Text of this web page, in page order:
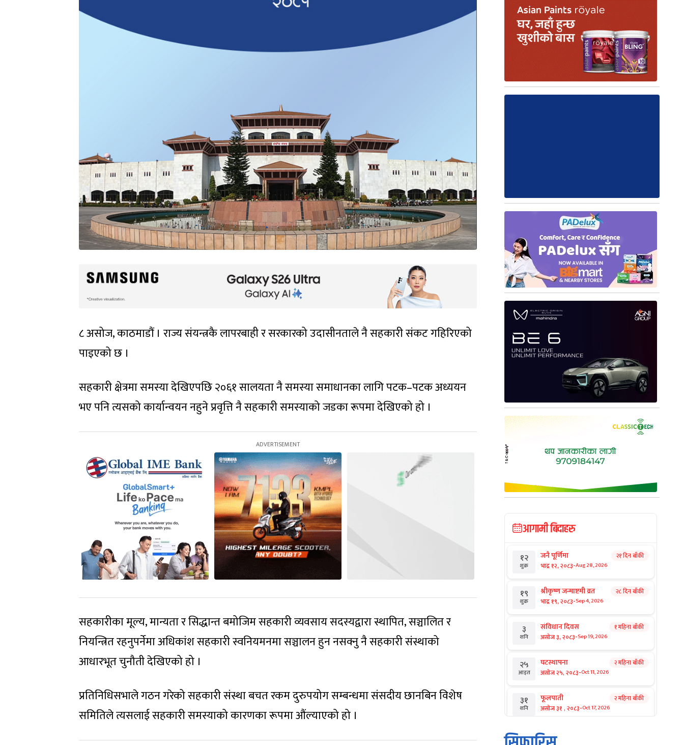
८ असोज, काठमाडौं । राज्य संयन्त्रकै लापरबाही र सरकारको उदासीनताले नै सहकारी संकट गहिरिएको
पाइएको छ ।
सहकारी क्षेत्रमा समस्या देखिएपछि २०६१ सालयता नै समस्या समाधानका लागि पटक–पटक अध्ययन
भए पनि त्यसको कार्यान्वयन नहुने प्रवृत्ति नै सहकारी समस्याको जडका रूपमा देखिएको हो ।
सहकारीका मूल्य, मान्यता र सिद्धान्त बमोजिम सहकारी व्यवसाय सदस्यद्वारा स्थापित, सञ्चालित र
नियन्त्रित रहनुपर्नेमा अधिकांश सहकारी स्वनियमनमा सञ्चालन हुन नसक्नु नै सहकारी संस्थाको
आधारभूत चुनौती देखिएको हो ।
प्रतिनिधिसभाले गठन गरेको सहकारी संस्था बचत रकम दुरुपयोग सम्बन्धमा संसदीय छानबिन विशेष
समितिले त्यसलाई सहकारी समस्याको कारणका रूपमा औंल्याएको हो ।
आगामी बिदाहरु
१२
शुक्र
जनै पूर्णिमा
भाद्र १२, २०८३-Aug 28, 2026
२१ दिन बाँकी
१९
शुक्र
श्रीकृष्ण जन्माष्टमी व्रत
भाद्र १९, २०८३-Sep 4, 2026
२८ दिन बाँकी
३
शनि
संविधान दिवस
असोज ३, २०८३-Sep 19, 2026
१ महिना बाँकी
२५
आइत
घटस्थापना
असोज २५, २०८३-Oct 11, 2026
२ महिना बाँकी
३१
शनि
फूलपाती
असोज ३१ , २०८३-Oct 17, 2026
२ महिना बाँकी
१ कार्तिक सङ्क्रान्ति